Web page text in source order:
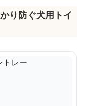
り防ぐ犬用トイ